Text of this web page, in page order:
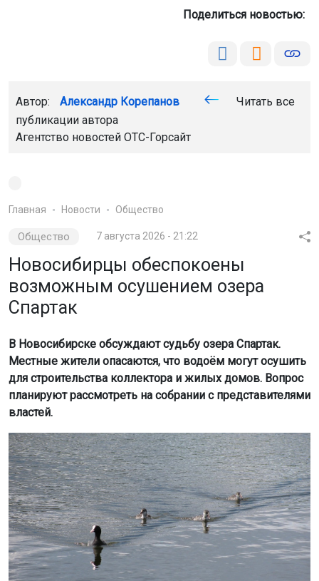
Поделиться новостью:
Автор: Александр Корепанов
Читать все
публикации автора
Агентство новостей ОТС-Горсайт
Главная Новости Общество
Общество 7 августа 2026 - 21:22
Новосибирцы обеспокоены
возможным осушением озера
Спартак
В Новосибирске обсуждают судьбу озера Спартак.
Местные жители опасаются, что водоём могут осушить
для строительства коллектора и жилых домов. Вопрос
планируют рассмотреть на собрании с представителями
властей.